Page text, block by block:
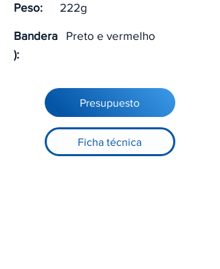
Peso: 222g
Bandera
):
Preto e vermelho
Presupuesto
Ficha técnica